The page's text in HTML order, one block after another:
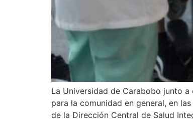
La Universidad de Carabobo junto
para la comunidad en general, en
de la Dirección Central de Salud